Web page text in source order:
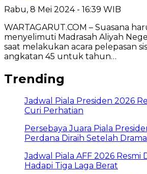
Rabu, 8 Mei 2024 - 16:39 WIB
WARTAGARUT.COM – Suasana
menyelimuti Madrasah Aliyah
saat melakukan acara pelepasan
angkatan 45 untuk tahun…
Trending
Jadwal Piala Presiden 2026
Curi Perhatian
Persebaya Juara Piala
Perdana Diraih Setelah
Jadwal Piala AFF 2026 Resmi
Hadapi Tiga Laga Berat